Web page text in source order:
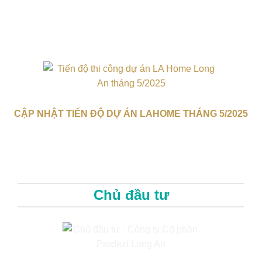
CẬP NHẬT TIẾN ĐỘ DỰ ÁN LAHOME THÁNG 5/2025
Chủ đầu tư